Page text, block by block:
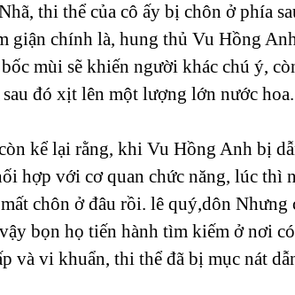
thi thể của cô ấy bị chôn ở phía
giận chính là, hung thủ Vu Hồng
mùi sẽ khiến người khác chú ý,
đó xịt lên một lượng lớn nước hoa.
kể lại rằng, khi Vu Hồng Anh bị
hợp với cơ quan chức năng, lúc thì
chôn ở đâu rồi. lê quý,dôn
bọn họ tiến hành tìm kiếm ở nơi
và vi khuẩn, thi thể đã bị mục nát